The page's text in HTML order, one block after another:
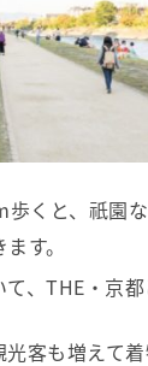
くと、祇園
す。
、THE・京都
客も増えて